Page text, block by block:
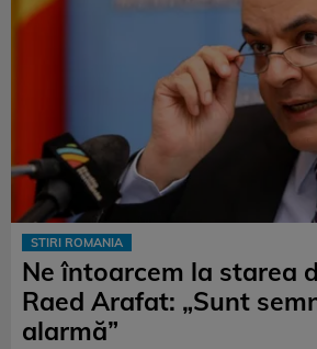
STIRI ROMANIA
Ne întoarcem la starea
Raed Arafat: „Sunt
alarmă”